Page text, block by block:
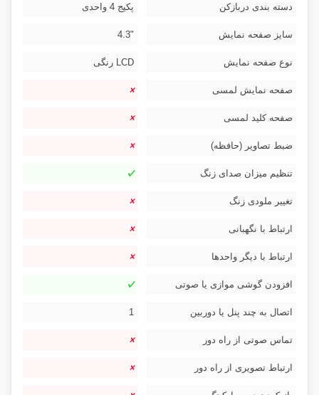
دسته بندی دربازکن پکیج 4 واحدی
سایز صفحه نمایش "4.3
نوع صفحه نمایش LCD رنگی
صفحه نمایش لمسی
صفحه کلید لمسی
ضبط تصاویر (حافظه)
تنظیم میزان صدای زنگ
تغییر ملودی زنگ
ارتباط با نگهبانی
ارتباط با دیگر واحدها
افزودن گوشی موازی یا صوتی
اتصال به چند پنل یا دوربین 1
تماس صوتی از راه دور
ارتباط تصویری از راه دور